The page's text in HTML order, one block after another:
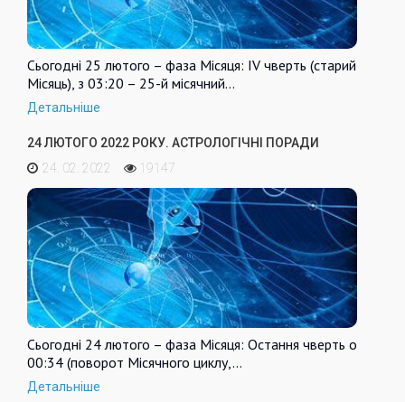
Сьогодні 25 лютого – фаза Місяця: IV чверть (старий
Місяць), з 03:20 – 25-й місячний…
Детальніше
24 ЛЮТОГО 2022 РОКУ. АСТРОЛОГІЧНІ ПОРАДИ
24. 02. 2022
19147
Сьогодні 24 лютого – фаза Місяця: Остання чверть о
00:34 (поворот Місячного циклу,…
Детальніше